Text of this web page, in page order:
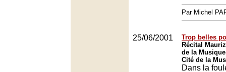
Par Michel
25/06/2001
Trop belles
Récital
de la
Cité de la
Dans la